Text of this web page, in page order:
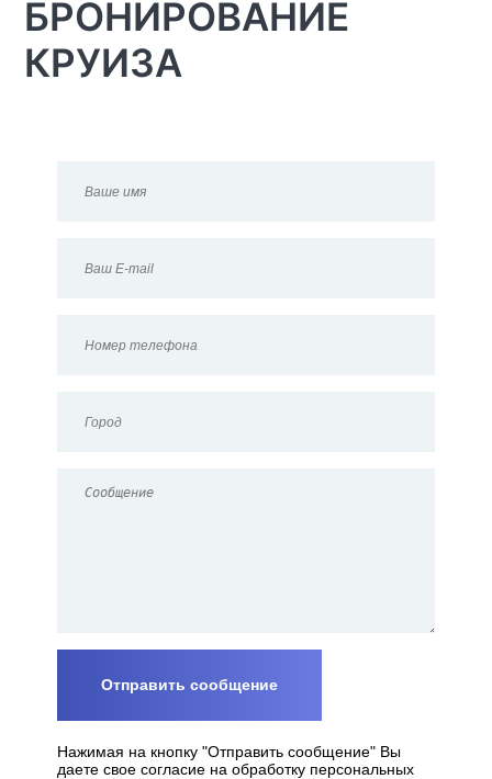
БРОНИРОВАНИЕ
КРУИЗА
Нажимая на кнопку "Отправить сообщение" Вы
даете свое согласие на обработку персональных